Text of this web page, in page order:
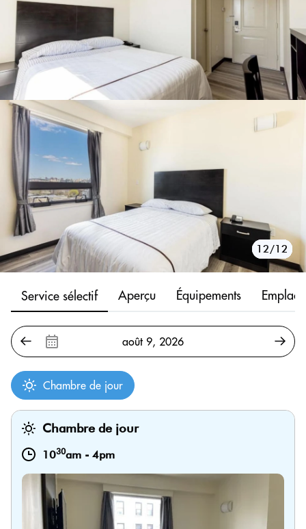
1/12
2/12
3/12
4/12
5/12
6/12
7/12
8/12
9/12
10/12
11/12
12/12
Service sélectif Aperçu Équipements
Chambre de jour
Chambre de jour
1030am - 4pm